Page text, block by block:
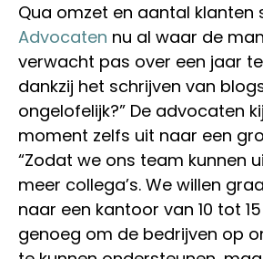
Qua omzet en aantal klanten
Advocaten nu al waar de
verwacht pas over een jaar
dankzij het schrijven van
ongelofelijk?” De advocaten
moment zelfs uit naar een
“Zodat we ons team kunnen
meer collega’s. We willen
naar een kantoor van 10 tot
genoeg om de bedrijven op